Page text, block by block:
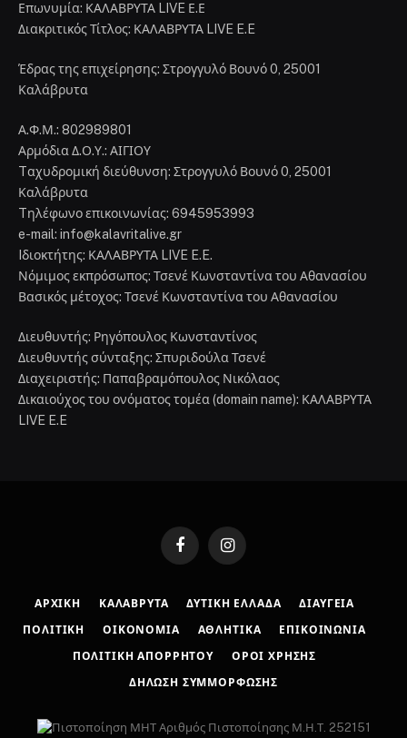
Επωνυμία: ΚΑΛΑΒΡΥΤΑ LIVE Ε.Ε
Διακριτικός Τίτλος: ΚΑΛΑΒΡΥΤΑ LIVE E.E
Έδρας της επιχείρησης: Στρογγυλό Βουνό 0, 25001
Καλάβρυτα
Α.Φ.Μ.: 802989801
Αρμόδια Δ.Ο.Υ.: ΑΙΓΙΟΥ
Tαχυδρομική διεύθυνση: Στρογγυλό Βουνό 0, 25001
Καλάβρυτα
Tηλέφωνο επικοινωνίας: 6945953993
e-mail: info@kalavritalive.gr
Iδιοκτήτης: ΚΑΛΑΒΡΥΤΑ LIVE E.E.
Νόμιμος εκπρόσωπος: Τσενέ Κωνσταντίνα του Αθανασίου
Βασικός μέτοχος: Τσενέ Κωνσταντίνα του Αθανασίου
Διευθυντής: Ρηγόπουλος Κωνσταντίνος
Διευθυντής σύνταξης: Σπυριδούλα Τσενέ
Διαχειριστής: Παπαβραμόπουλος Νικόλαος
Δικαιούχος του ονόματος τομέα (domain name): ΚΑΛΑΒΡΥΤΑ
LIVE E.E
FacebookInstagram
ΑΡΧΙΚΉ ΚΑΛΆΒΡΥΤΑ ΔΥΤΙΚΉ ΕΛΛΆΔΑ ΔΙΑΎΓΕΙΑ
ΠΟΛΙΤΙΚΉ ΟΙΚΟΝΟΜΊΑ ΑΘΛΗΤΙΚΆ ΕΠΙΚΟΙΝΩΝΊΑ
ΠΟΛΙΤΙΚΉ ΑΠΟΡΡΉΤΟΥ ΌΡΟΙ ΧΡΉΣΗΣ
ΔΉΛΩΣΗ ΣΥΜΜΌΡΦΩΣΗΣ
Αριθμός Πιστοποίησης Μ.Η.Τ. 252151